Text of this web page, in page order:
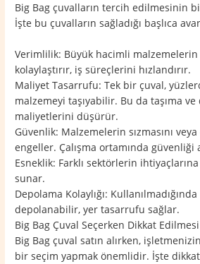
Big Bag çuvalların tercih edilmesinin
İşte bu çuvalların sağladığı başlıca
Verimlilik: Büyük hacimli malzemelerin
kolaylaştırır, iş süreçlerini hızlandırır.
Maliyet Tasarrufu: Tek bir çuval,
malzemeyi taşıyabilir. Bu da taşıma
maliyetlerini düşürür.
Güvenlik: Malzemelerin sızmasını
engeller. Çalışma ortamında güvenliği
Esneklik: Farklı sektörlerin
sunar.
Depolama Kolaylığı:
depolanabilir, yer tasarrufu sağlar.
Big Bag Çuval Seçerken Dikkat
Big Bag çuval satın alırken,
bir seçim yapmak önemlidir. İşte